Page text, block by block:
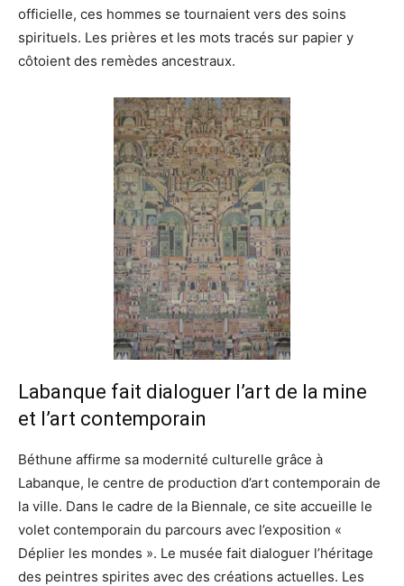
officielle, ces hommes se tournaient vers des soins
spirituels. Les prières et les mots tracés sur papier y
côtoient des remèdes ancestraux.
Labanque fait dialoguer l’art de la mine
et l’art contemporain
Béthune affirme sa modernité culturelle grâce à
Labanque, le centre de production d’art contemporain de
la ville. Dans le cadre de la Biennale, ce site accueille le
volet contemporain du parcours avec l’exposition «
Déplier les mondes ». Le musée fait dialoguer l’héritage
des peintres spirites avec des créations actuelles. Les